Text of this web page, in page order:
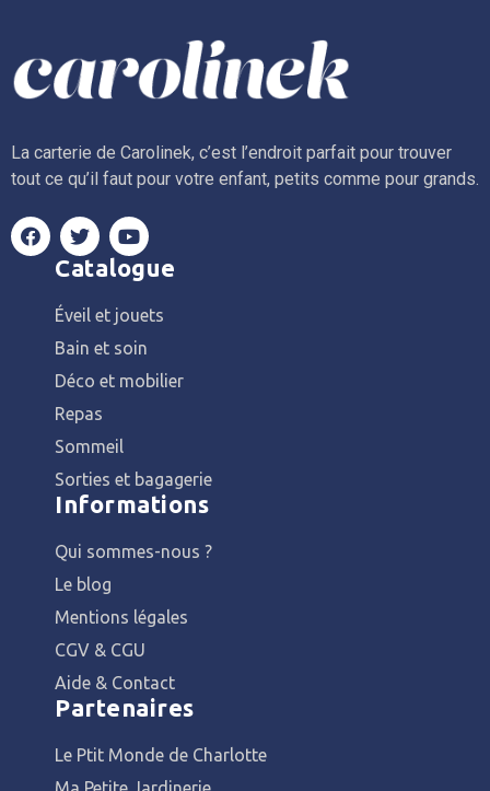
La carterie de Carolinek, c’est l’endroit parfait pour trouver
tout ce qu’il faut pour votre enfant, petits comme pour grands.
Catalogue
Éveil et jouets
Bain et soin
Déco et mobilier
Repas
Sommeil
Sorties et bagagerie
Informations
Qui sommes-nous ?
Le blog
Mentions légales
CGV & CGU
Aide & Contact
Partenaires
Le Ptit Monde de Charlotte